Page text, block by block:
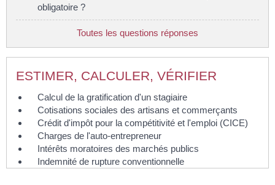
obligatoire ?
Toutes les questions réponses
ESTIMER, CALCULER, VÉRIFIER
Calcul de la gratification d'un stagiaire
Cotisations sociales des artisans et commerçants
Crédit d'impôt pour la compétitivité et l'emploi (CICE)
Charges de l'auto-entrepreneur
Intérêts moratoires des marchés publics
Indemnité de rupture conventionnelle